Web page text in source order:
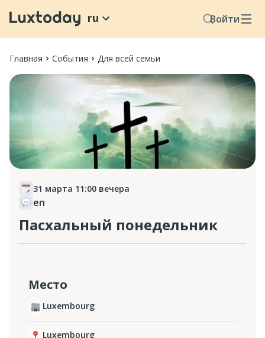
Войти
ru
Главная События Для всей семьи
31 марта 11:00 вечера
en
Пасхальный понедельник
Место
Luxembourg
Luxembourg‎